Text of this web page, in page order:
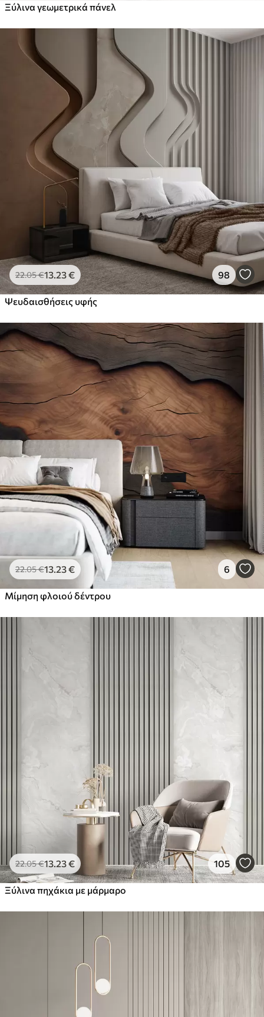
Ξύλινα γεωμετρικά πάνελ
22.05€13 .23€ 98
Ψευδαισθήσεις υφής
22.05€13 .23€ 6
Μίμηση φλοιού δέντρου
22.05€13 .23€ 105
Ξύλινα πηχάκια με μάρμαρο